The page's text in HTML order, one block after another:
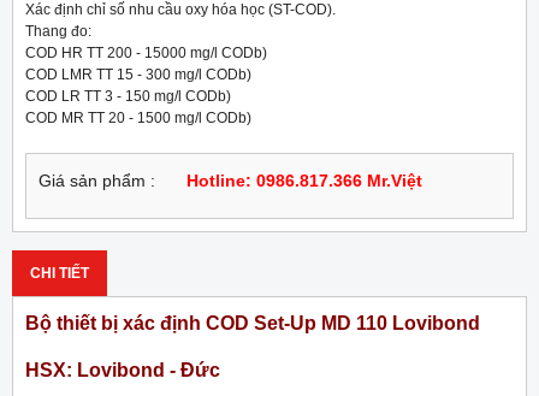
Xác định chỉ số nhu cầu oxy hóa học (ST-COD).
Thang đo:
COD HR TT 200 - 15000 mg/l CODb)
COD LMR TT 15 - 300 mg/l CODb)
COD LR TT 3 - 150 mg/l CODb)
COD MR TT 20 - 1500 mg/l CODb)
Giá sản phẩm : Hotline: 0986.817.366 Mr.Việt
CHI TIẾT
Bộ thiết bị xác định COD Set-Up MD 110 Lovibond
HSX: Lovibond - Đức